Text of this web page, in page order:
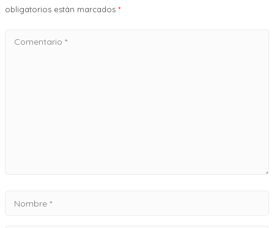
obligatorios están marcados *
Comentario
Nombre